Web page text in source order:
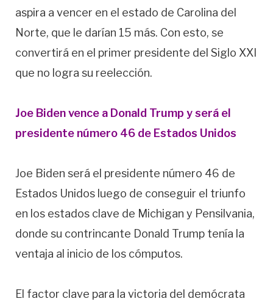
aspira a vencer en el estado de Carolina del
Norte, que le darían 15 más. Con esto, se
convertirá en el primer presidente del Siglo XXI
que no logra su reelección.
Joe Biden vence a Donald Trump y será el
presidente número 46 de Estados Unidos
Joe Biden será el presidente número 46 de
Estados Unidos luego de conseguir el triunfo
en los estados clave de Michigan y Pensilvania,
donde su contrincante Donald Trump tenía la
ventaja al inicio de los cómputos.
El factor clave para la victoria del demócrata